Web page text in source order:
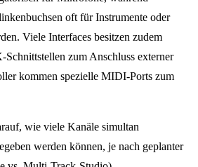
oft für Instrumente oder
Viele Interfaces besitzen zudem
zum Anschluss externer
kommen spezielle MIDI-Ports zum
wie viele Kanäle simultan
werden können, je nach geplanter